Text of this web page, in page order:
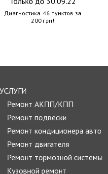
Диагностика. 46 пунктов за
200 грн!
УСЛУГИ
Ремонт АКПП/КПП
Ремонт подвески
Ремонт кондиционера авто
Ремонт двигателя
Ремонт тормозной системы
Кузовной ремонт